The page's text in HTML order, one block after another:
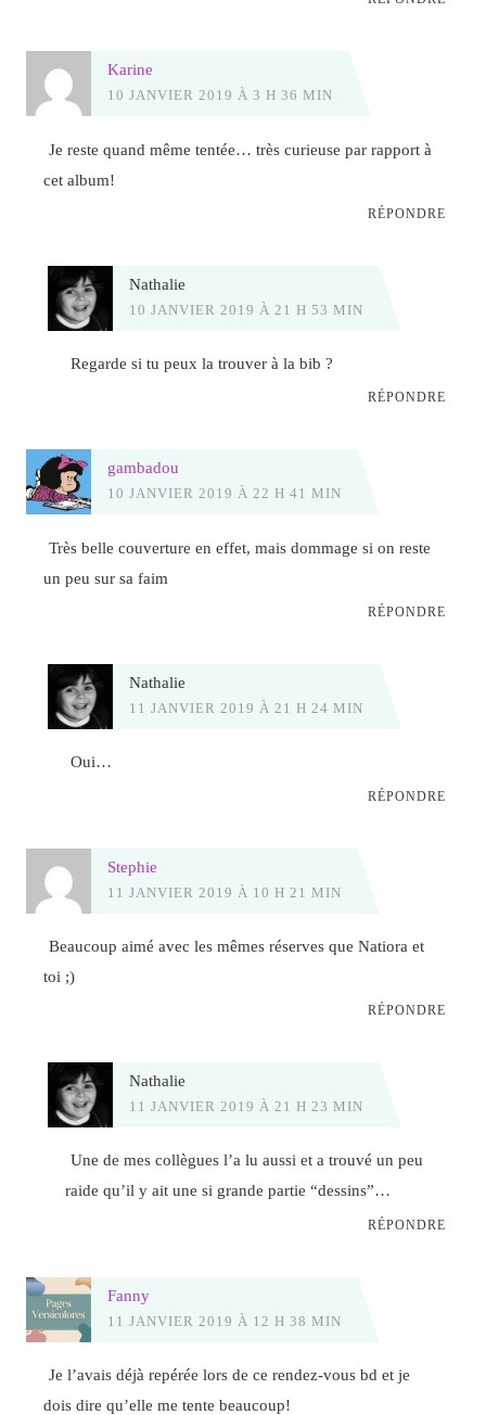
Karine
10 JANVIER 2019 À 3 H 36 MIN
Je reste quand même tentée… très curieuse par rapport à
cet album!
RÉPONDRE
Nathalie
10 JANVIER 2019 À 21 H 53 MIN
Regarde si tu peux la trouver à la bib ?
RÉPONDRE
gambadou
10 JANVIER 2019 À 22 H 41 MIN
Très belle couverture en effet, mais dommage si on reste
un peu sur sa faim
RÉPONDRE
Nathalie
11 JANVIER 2019 À 21 H 24 MIN
Oui…
RÉPONDRE
Stephie
11 JANVIER 2019 À 10 H 21 MIN
Beaucoup aimé avec les mêmes réserves que Natiora et
toi ;)
RÉPONDRE
Nathalie
11 JANVIER 2019 À 21 H 23 MIN
Une de mes collègues l’a lu aussi et a trouvé un peu
raide qu’il y ait une si grande partie “dessins”…
RÉPONDRE
Fanny
11 JANVIER 2019 À 12 H 38 MIN
Je l’avais déjà repérée lors de ce rendez-vous bd et je
dois dire qu’elle me tente beaucoup!